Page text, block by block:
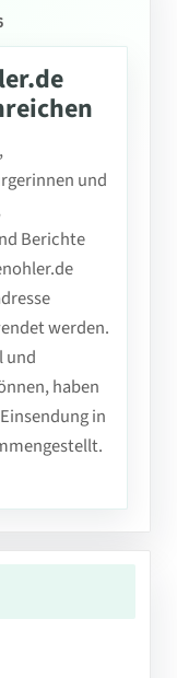
und
Berichte
werden.
und
haben
in